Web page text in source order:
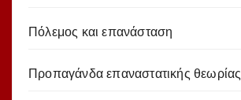
Πόλεμος και επανάσταση
Προπαγάνδα επαναστατικής θεωρίας